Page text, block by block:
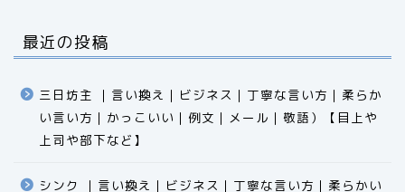
最近の投稿
三日坊主 ｜言い換え｜ビジネス｜丁寧な言い方｜柔らか
い言い方｜かっこいい｜例文｜メール｜敬語）【目上や
上司や部下など】​​​​​​​​​​​​​​​​
シンク ｜言い換え｜ビジネス｜丁寧な言い方｜柔らかい